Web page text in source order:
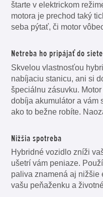
štarte v elektrickom
motora je prechod taký
seba pýtať, či motor
Netreba ho pripájať do siete
Skvelou vlastnosťou
nabíjaciu stanicu, ani si
špeciálnu zásuvku.
dobíja akumulátor a vám
ako to bežne robíte.
Nižšia spotreba
Hybridné vozidlo zníži
ušetrí vám peniaze.
paliva znamená aj nižšie
vašu peňaženku a